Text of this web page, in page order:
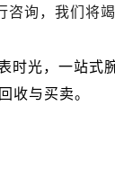
区河南街百达
山区人民大街百
新华街道梅河
东区紫气大路
江区五环大街
昌区环通乡江
吉市解放路百
东区站前街百
询，我们将竭